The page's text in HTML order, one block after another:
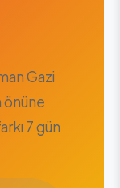
Gazi
önüne
7 gün